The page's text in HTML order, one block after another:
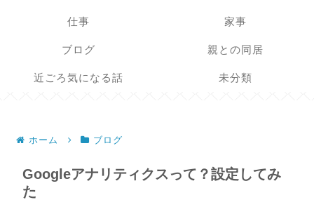
仕事 家事
ブログ 親との同居
近ごろ気になる話 未分類
ホーム ブログ
Googleアナリティクスって？設定してみ
た